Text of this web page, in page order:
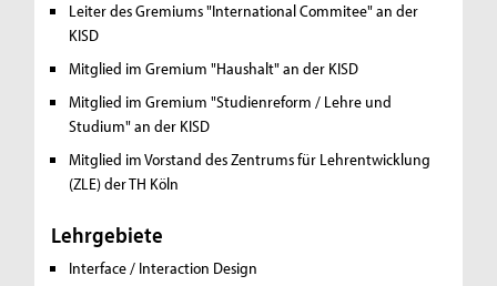
Leiter des Gremiums "International Commitee" an der
KISD
Mitglied im Gremium "Haushalt" an der KISD
Mitglied im Gremium "Studienreform / Lehre und
Studium" an der KISD
Mitglied im Vorstand des Zentrums für Lehrentwicklung
(ZLE) der TH Köln
Lehrgebiete
Interface / Interaction Design